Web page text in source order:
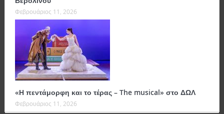
Φεβρουάριος 11, 2026
«Η πεντάμορφη και το τέρας – The musical» στο ΔΩΛ
Φεβρουάριος 11, 2026